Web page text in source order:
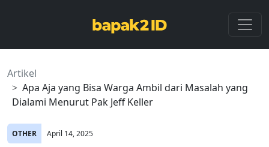
Artikel
Apa Aja yang Bisa Warga Ambil dari Masalah yang
Dialami Menurut Pak Jeff Keller
OTHER April 14, 2025